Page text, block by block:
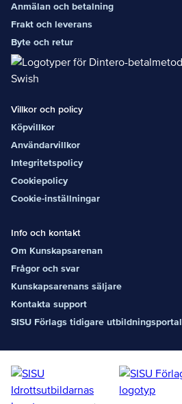
Anmälan och betalning
Frakt och leverans
Byte och retur
Villkor och policy
Köpvillkor
Användarvillkor
Integritetspolicy
Cookiepolicy
Cookie-inställningar
Info och kontakt
Om Kunskapsarenan
Frågor och svar
Kunskapsarenans säljare
Kontakta support
SISU Förlags tidigare utbildningsportal